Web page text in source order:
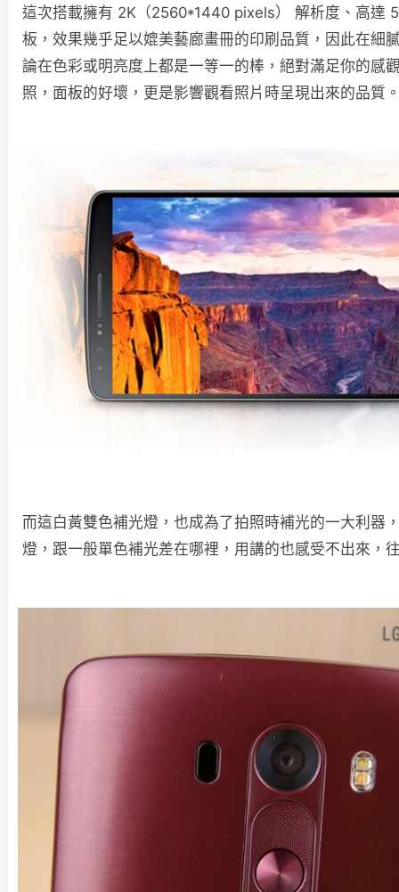
這次搭載擁有 2K（2560*1440 pixels） 解析度、高達
板，效果幾乎足以媲美藝廊畫冊的印刷品質，因此在細
論在色彩或明亮度上都是一等一的棒，絕對滿足你的感
照，面板的好壞，更是影響觀看照片時呈現出來的品質
而這白黃雙色補光燈，也成為了拍照時補光的一大利器
燈，跟一般單色補光差在哪裡，用講的也感受不出來，